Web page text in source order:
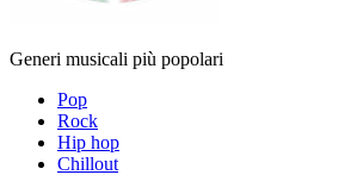
Generi musicali più popolari
Pop
Rock
Hip hop
Chillout